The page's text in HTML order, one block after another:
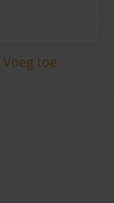
Voeg toe